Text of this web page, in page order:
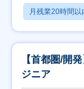
月残業20時間以
【首都圏/開
ジニア